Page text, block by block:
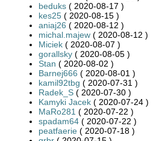
beduks ( 2020-08-17 )
kes25 ( 2020-08-15 )
aniaj26 ( 2020-08-12 )
michal.majew ( 2020-08-12 )
Miciek ( 2020-08-07 )
gorallsky ( 2020-08-05 )
Stan ( 2020-08-02 )
Barnej666 ( 2020-08-01 )
kamil92tbg ( 2020-07-31 )
Radek_S ( 2020-07-30 )
Kamyki Jacek ( 2020-07-24 )
MaRo281 ( 2020-07-22 )
spadam64 ( 2020-07-22 )
peatfaerie ( 2020-07-18 )